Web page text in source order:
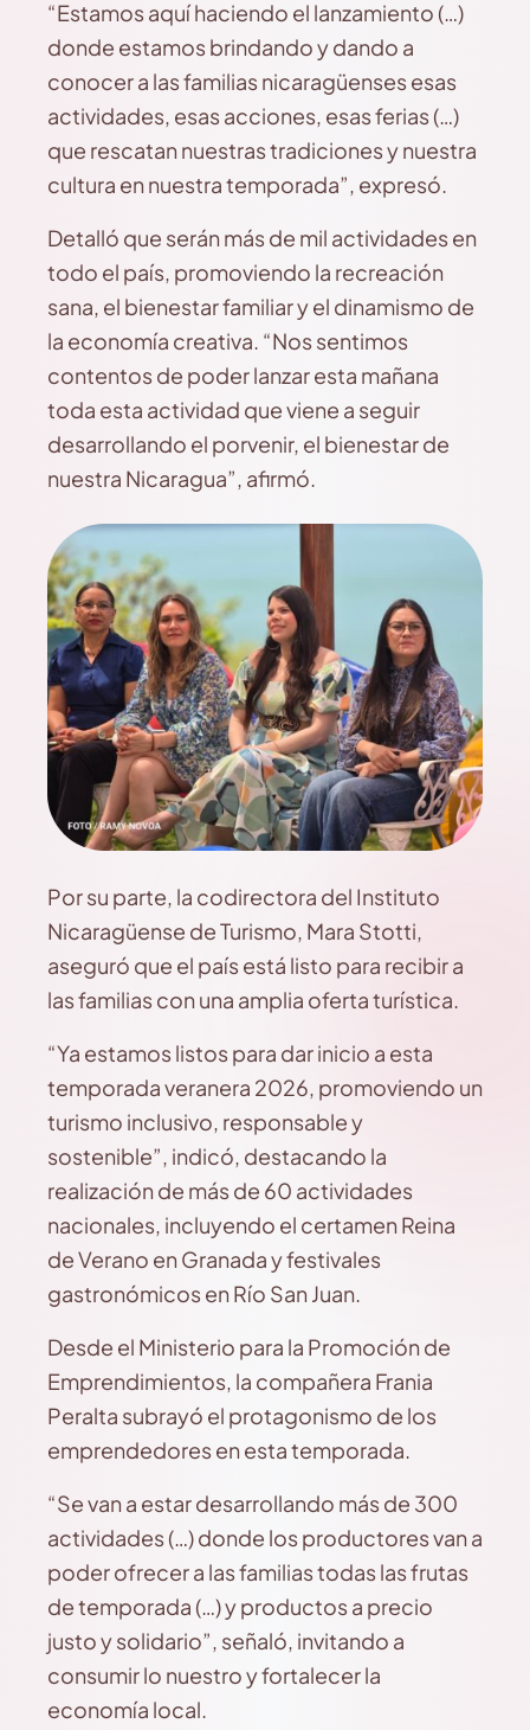
“Estamos aquí haciendo el lanzamiento (…)
donde estamos brindando y dando a
conocer a las familias nicaragüenses esas
actividades, esas acciones, esas ferias (…)
que rescatan nuestras tradiciones y nuestra
cultura en nuestra temporada”, expresó.
Detalló que serán más de mil actividades en
todo el país, promoviendo la recreación
sana, el bienestar familiar y el dinamismo de
la economía creativa. “Nos sentimos
contentos de poder lanzar esta mañana
toda esta actividad que viene a seguir
desarrollando el porvenir, el bienestar de
nuestra Nicaragua”, afirmó.
Por su parte, la codirectora del Instituto
Nicaragüense de Turismo, Mara Stotti,
aseguró que el país está listo para recibir a
las familias con una amplia oferta turística.
“Ya estamos listos para dar inicio a esta
temporada veranera 2026, promoviendo un
turismo inclusivo, responsable y
sostenible”, indicó, destacando la
realización de más de 60 actividades
nacionales, incluyendo el certamen Reina
de Verano en Granada y festivales
gastronómicos en Río San Juan.
Desde el Ministerio para la Promoción de
Emprendimientos, la compañera Frania
Peralta subrayó el protagonismo de los
emprendedores en esta temporada.
“Se van a estar desarrollando más de 300
actividades (…) donde los productores van a
poder ofrecer a las familias todas las frutas
de temporada (…) y productos a precio
justo y solidario”, señaló, invitando a
consumir lo nuestro y fortalecer la
economía local.